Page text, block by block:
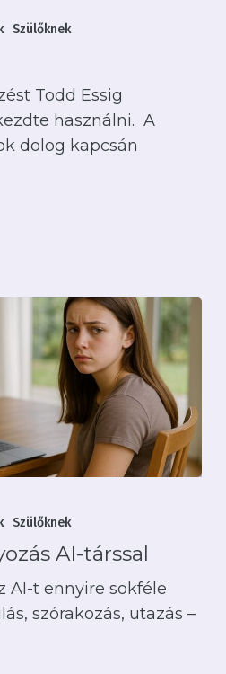
Szülőknek
Todd Essig
használni. A
dolog kapcsán
Szülőknek
AI-társsal
AI-t ennyire sokféle
szórakozás, utazás –